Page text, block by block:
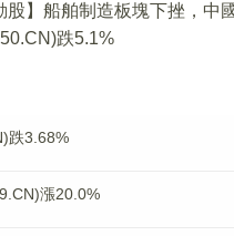
股】船舶制造板塊下挫，中
跌5.1%
跌3.68%
漲20.0%